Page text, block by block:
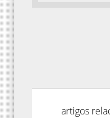
artigos